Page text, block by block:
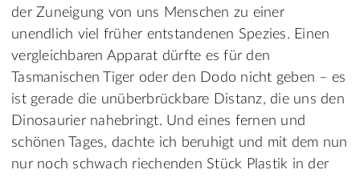
der Zuneigung von uns Menschen zu einer
unendlich viel früher entstandenen Spezies. Einen
vergleichbaren Apparat dürfte es für den
Tasmanischen Tiger oder den Dodo nicht geben – es
ist gerade die unüberbrückbare Distanz, die uns den
Dinosaurier nahebringt. Und eines fernen und
schönen Tages, dachte ich beruhigt und mit dem nun
nur noch schwach riechenden Stück Plastik in der